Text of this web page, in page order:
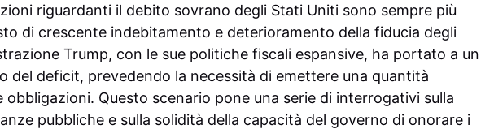
riguardanti il debito sovrano degli Stati Uniti sono sempre più
di crescente indebitamento e deterioramento della fiducia degli
Trump, con le sue politiche fiscali espansive, ha portato a un
del deficit, prevedendo la necessità di emettere una quantità
obbligazioni. Questo scenario pone una serie di interrogativi sulla
pubbliche e sulla solidità della capacità del governo di onorare i